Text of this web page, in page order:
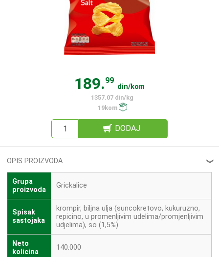
189.99
din/kom
1357.07 din/kg
19kom
DODAJ
OPIS PROIZVODA ❮
Grupa
proizvoda
Grickalice
Spisak
sastojaka
krompir, biljna ulja (suncokretovo, kukuruzno,
repicino, u promenljivim udelima/promjenljivim
udjelima), so (1,5%).
Neto
kolicina
140.000